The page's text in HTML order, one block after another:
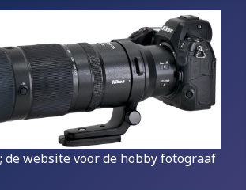
de website voor de hobby fotograaf